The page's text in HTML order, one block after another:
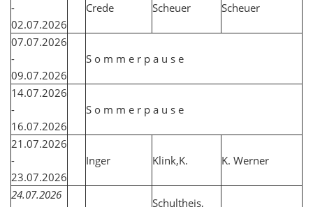
-
02.07.2026
Crede Scheuer Scheuer
07.07.2026
-
09.07.2026
S o m m e r p a u s e
14.07.2026
-
16.07.2026
S o m m e r p a u s e
21.07.2026
-
23.07.2026
Inger Klink,K. K. Werner
24.07.2026
Schultheis,